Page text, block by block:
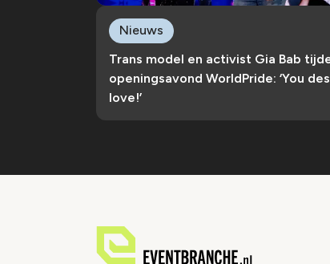
Trans model en activist Gia Bab
openingsavond WorldPride: ‘You
love!’
Nieuws